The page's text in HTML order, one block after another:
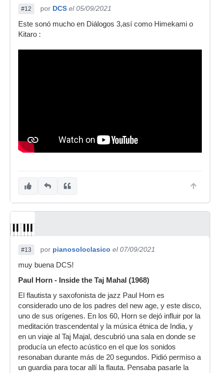
#12 por DCS el 05/09/2021
Este sonó mucho en Diálogos 3,así como Himekami o
Kitaro :
#13 por pianosoloclasico el 07/09/2021
muy buena DCS!
Paul Horn - Inside the Taj Mahal (1968)
El flautista y saxofonista de jazz Paul Horn es
considerado uno de los padres del new age, y este disco,
uno de sus orígenes. En los 60, Horn se dejó influir por la
meditación trascendental y la música étnica de India, y
en un viaje al Taj Majal, descubrió una sala en donde se
producía un efecto acústico en el que los sonidos
resonaban durante más de 20 segundos. Pidió permiso a
un guardia para tocar allí la flauta. Pensaba pasarle la